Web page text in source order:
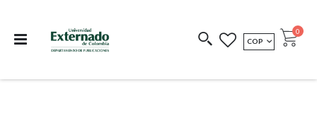
COEDICIONES REDIMIR CÓDIGO
MONEDA
COP Cart
0